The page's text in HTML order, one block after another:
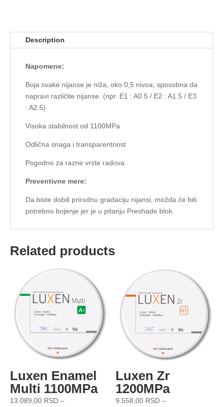
Description
Napomene:
Boja svake nijanse je niža, oko 0,5 nivoa, sposobna da
napravi različite nijanse. (npr. E1 : A0.5 / E2 : A1.5 / E3
: A2.5)
Visoka stabilnost od 1100MPa
Odlična snaga i transparentnost
Pogodno za razne vrste radova
Preventivne mere:
Da biste dobili prirodnu gradaciju nijansi, možda će biti
potrebno bojenje jer je u pitanju Preshade blok.
Related products
Luxen Enamel
Multi 1100MPa
13.089,00 RSD –
Luxen Zr
1200MPa
9.558,00 RSD –